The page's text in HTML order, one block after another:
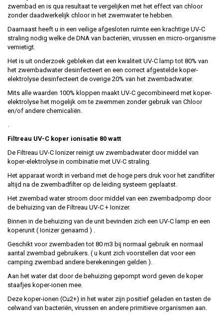
zwembad en is qua resultaat te vergelijken met het effect van chloor
zonder daadwerkelijk chloor in het zwemwater te hebben.
Daarnaast heeft u in een veilige afgesloten ruimte een krachtige UV-C
straling nodig welke de DNA van bacteriën, virussen en micro-organisme
vernietigt.
Het is uit onderzoek gebleken dat een kwaliteit UV-C lamp tot 80% van
het zwembadwater desinfecteert en een correct afgestelde koper-
elektrolyse desinfecteert de overige 20% van het zwembadwater.
Mits alle waarden 100% kloppen maakt UV-C gecombineerd met koper-
elektrolyse het mogelijk om te zwemmen zonder gebruik van Chloor
en/of andere chemicaliën.
Filtreau UV-C koper ionisatie 80 watt
De Filtreau UV-C Ionizer reinigt uw zwembadwater door middel van
koper-elektrolyse in combinatie met UV-C straling.
Het apparaat wordt in verband met de hoge pers druk voor het zandfilter
altijd na de zwembadfilter op de leiding systeem geplaatst.
Het zwembad water stroom door middel van een zwembadpomp door
de behuizing van de Filtreau UV-C + Ionizer.
Binnen in de behuizing van de unit bevinden zich een UV-C lamp en een
koperunit ( Ionizer genaamd ) .
Geschikt voor zwembaden tot 80 m3 bij normaal gebruik en normaal
aantal zwembad gebruikers. ( u kunt zich voorstellen dat voor een
camping zwembad andere berekeningen gelden ).
Aan het water dat door de behuizing gepompt word geven de koper
staafjes koper-ionen mee.
Deze koper-ionen (Cu2+) in het water zijn positief geladen en tasten de
celwand van bacteriën, virussen en andere primitieve organismen aan.